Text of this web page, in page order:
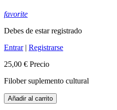
favorite
Debes de estar registrado
Entrar| Registrarse
25,00 € Precio
Filober suplemento cultural
Añadir al carrito